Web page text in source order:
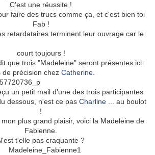
C'est une réussite !
faire des trucs comme ça, et c'est bien toi
Fab !
retardataires terminent leur ouvrage car le
court toujours !
que trois "Madeleine" seront présentes ici :
de précision chez Catherine
un petit mail d'une des trois participantes
dessous, n'est ce pas Charline
... au boulot
!
plus grand plaisir, voici la Madeleine de
Fabienne.
t'elle pas craquante ?